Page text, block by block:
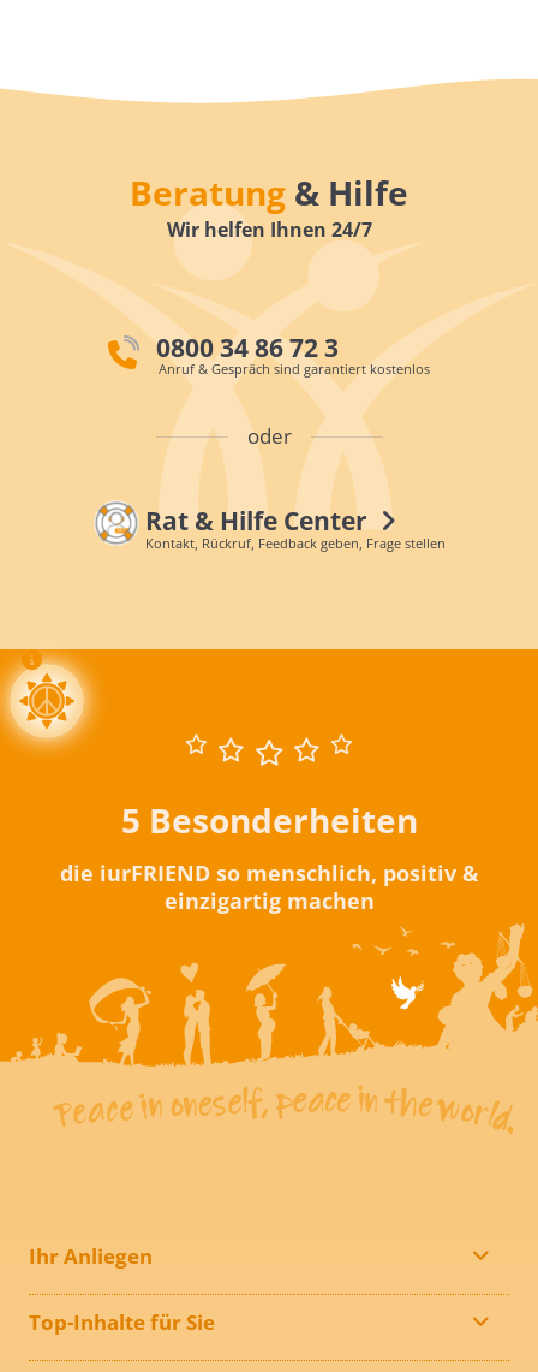
Beratung & Hilfe
Wir helfen Ihnen 24/7
0800 34 86 72 3
Anruf & Gespräch sind garantiert kostenlos
oder
Rat & Hilfe Center
Kontakt, Rückruf, Feedback geben, Frage stellen
5 Besonderheiten
die iurFRIEND so menschlich, positiv &
einzigartig machen
Ihr Anliegen
Top-Inhalte für Sie